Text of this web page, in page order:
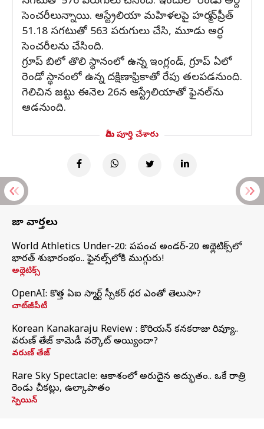
సెంచరీలున్నాయి. ఆస్ట్రేలియా మహిళలపై హర్మన్‌ప్రీత్
51.18 సగటుతో 563 పరుగులు చేసి, మూడు అర్ధ
సెంచరీలను చేసింది.
గ్రూప్ బిలో తొలి స్థానంలో ఉన్న ఇంగ్లండ్, గ్రూప్ ఏలో
రెండో స్థానంలో ఉన్న దక్షిణాఫ్రికాతో రేపు తలపడనుంది.
గెలిచిన జట్టు ఈనెల 26న ఆస్ట్రేలియాతో ఫైనల్‌ను
ఆడనుంది.
మీరు పూర్తి చేశారు
తాజా వార్తలు
World Athletics Under-20: ప్రపంచ అండర్-20 అథ్లెటిక్స్‌లో
భారత్‌ శుభారంభం.. ఫైనల్స్‌లోకి ముగ్గురు!
అథ్లెటిక్స్
OpenAI: కొత్త ఏఐ స్మార్ట్ స్పీకర్ ధర ఎంతో తెలుసా?
చాట్‌జీపీటీ
Korean Kanakaraju Review : కొరియన్ కనకరాజు రివ్యూ..
వరుణ్ తేజ్ కామెడీ వర్కౌట్ అయ్యిందా?
వరుణ్ తేజ్
Rare Sky Spectacle: ఆకాశంలో అరుదైన అద్భుతం.. ఒకే రాత్రి
రెండు చీకట్లు, ఉల్కాపాతం
స్పెయిన్